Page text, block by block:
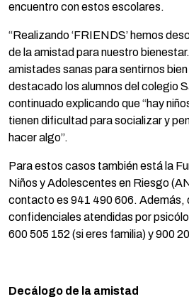
encuentro con estos escolares.
“Realizando ‘FRIENDS’ hemos
de la amistad para nuestro
amistades sanas para sentirnos bien
destacado los alumnos del colegio
continuado explicando que “hay
tienen dificultad para socializar y
hacer algo”.
Para estos casos también está la
Niños y Adolescentes en Riesgo
contacto es 941 490 606. Además,
confidenciales atendidas por
600 505 152 (si eres familia) y 900
Decálogo de la amistad